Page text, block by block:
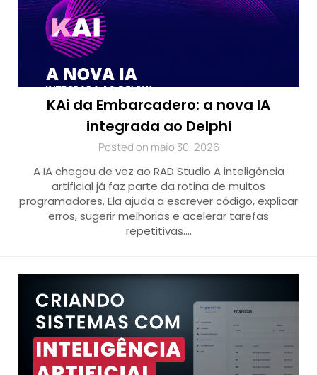
KAi da Embarcadero: a nova IA
integrada ao Delphi
Posted on maio 30, 2026
A IA chegou de vez ao RAD Studio A inteligência
artificial já faz parte da rotina de muitos
programadores. Ela ajuda a escrever código, explicar
erros, sugerir melhorias e acelerar tarefas
repetitivas….